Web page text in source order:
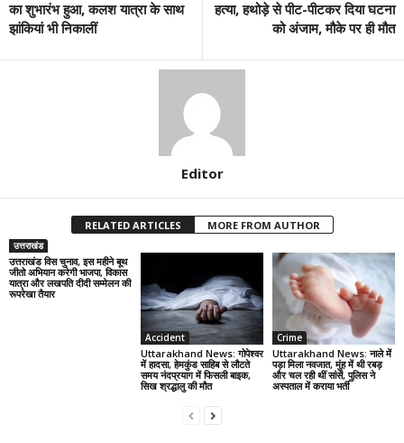
का शुभारंभ हुआ, कलश यात्रा के साथ
झांकियां भी निकालीं
हत्या, हथोड़े से पीट-पीटकर दिया घटना
को अंजाम, मौके पर ही मौत
Editor
RELATED ARTICLES MORE FROM AUTHOR
उत्तराखंड
उत्तराखंड विस चुनाव, इस महीने बूथ
जीतो अभियान करेगी भाजपा, विकास
यात्रा और लखपति दीदी सम्मेलन की
रूपरेखा तैयार
Accident
Uttarakhand News: गोपेश्वर
में हादसा, हेमकुंड साहिब से लौटते
समय नंदप्रयाग में फिसली बाइक,
सिख श्रद्धालु की मौत
Crime
Uttarakhand News: नाले में
पड़ा मिला नवजात, मुंह में थी रबड़
और चल रही थीं सांसें, पुलिस ने
अस्पताल में कराया भर्ती